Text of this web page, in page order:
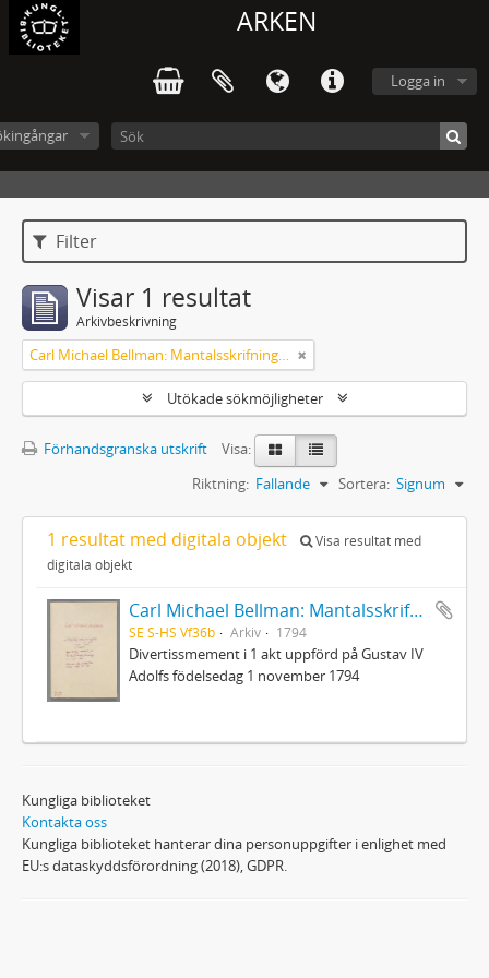
ARKEN
Logga in
Filter
Visar 1 resultat
Arkivbeskrivning
Carl Michael Bellman: Mantalsskrifningen
Utökade sökmöjligheter
Förhandsgranska utskrift
Visa:
Sortera: Signum
Riktning: Fallande
1 resultat med digitala objekt
Visa resultat med
digitala objekt
Carl Michael Bellman: Mantalsskrifningen
SE S-HS Vf36b Arkiv 1794
Divertissmement i 1 akt uppförd på Gustav IV
Adolfs födelsedag 1 november 1794
Kungliga biblioteket
Kontakta oss
Kungliga biblioteket hanterar dina personuppgifter i enlighet med
EU:s dataskyddsförordning (2018), GDPR.